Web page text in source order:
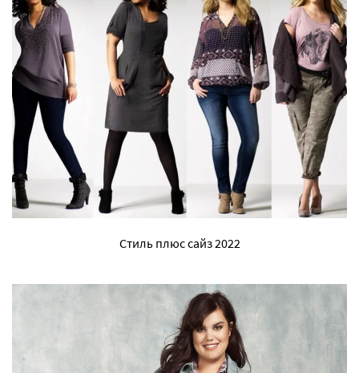
Стиль плюс сайз 2022